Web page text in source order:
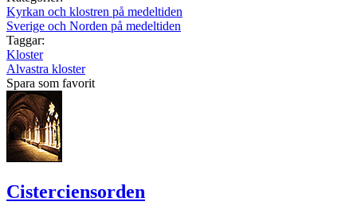
Kyrkan och klostren på medeltiden
Sverige och Norden på medeltiden
Taggar:
Kloster
Alvastra kloster
Spara som favorit
Cisterciensorden